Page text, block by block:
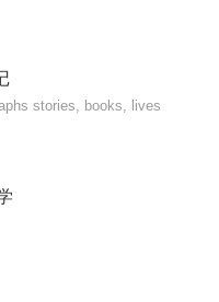
stories, books, lives